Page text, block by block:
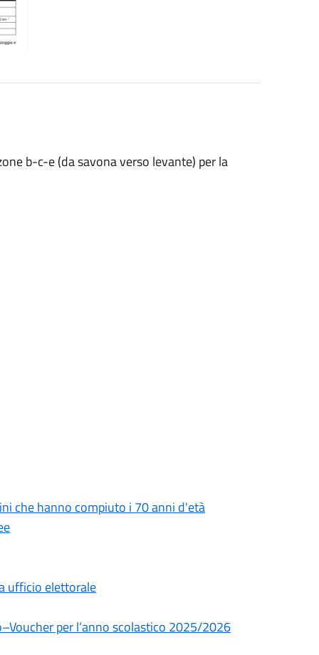
b-c-e (da savona verso levante) per la
che hanno compiuto i 70 anni d'età
ufficio elettorale
per l’anno scolastico 2025/2026